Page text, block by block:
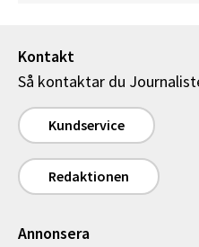
Kontakt
Så kontaktar du
Kundservice
Redaktionen
Annonsera